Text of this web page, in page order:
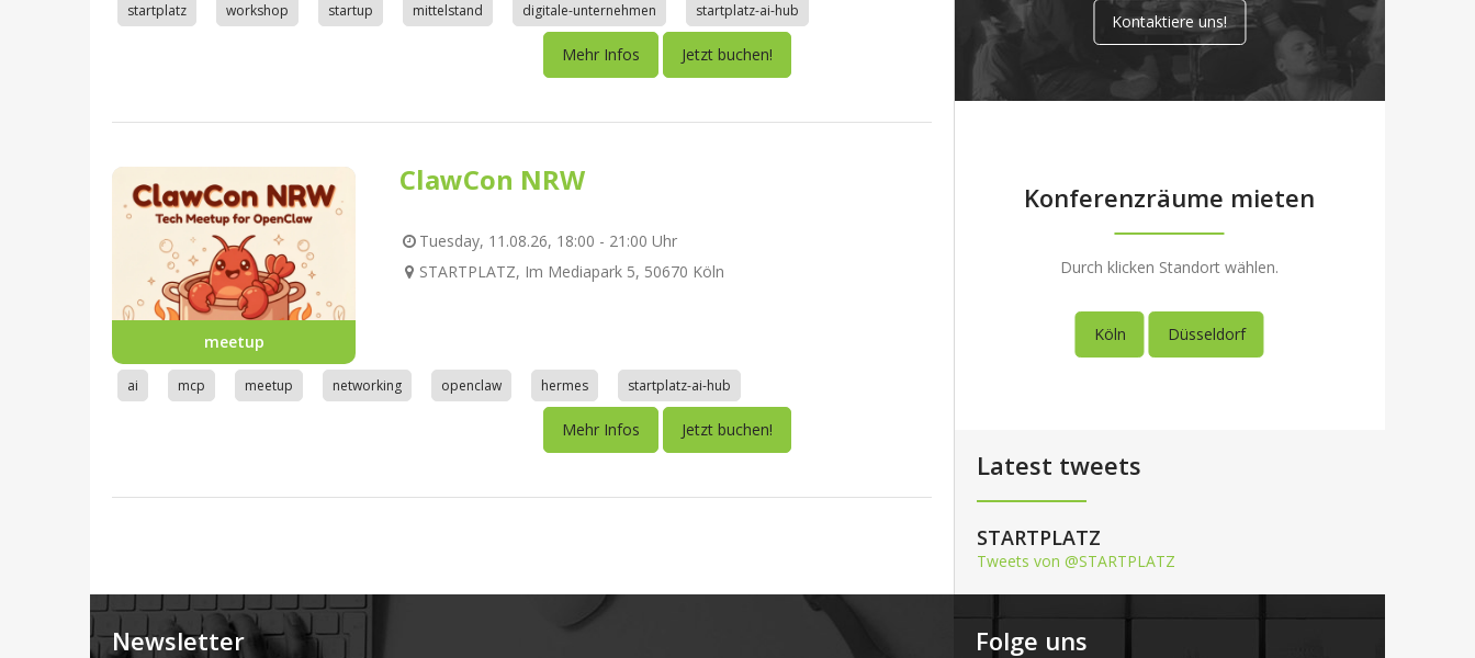
startplatz workshop startup mittelstand digitale-unternehmen startplatz-ai-hub
Mehr Infos Jetzt buchen!
meetup
ClawCon NRW
Tuesday, 11.08.26, 18:00 - 21:00 Uhr
STARTPLATZ, Im Mediapark 5, 50670 Köln
ai mcp meetup networking openclaw hermes startplatz-ai-hub
Mehr Infos Jetzt buchen!
Kontaktiere uns!
Konferenzräume mieten
Durch klicken Standort wählen.
Köln Düsseldorf
Latest tweets
STARTPLATZ
Tweets von @STARTPLATZ
Newsletter Folge uns